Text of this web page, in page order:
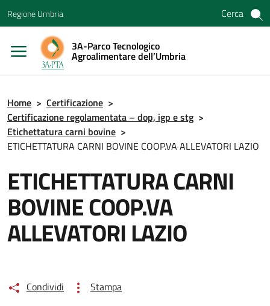
Vai al menu di navigazione
Vai al footer
Regione Umbria Cerca
3A-Parco Tecnologico
Agroalimentare dell’Umbria
Home > Certificazione >
Certificazione regolamentata – dop, igp e stg >
Etichettatura carni bovine >
ETICHETTATURA CARNI BOVINE COOP.VA ALLEVATORI LAZIO
ETICHETTATURA CARNI
BOVINE COOP.VA
ALLEVATORI LAZIO
Condividi Stampa